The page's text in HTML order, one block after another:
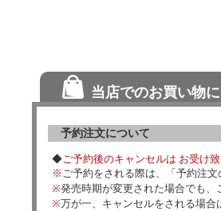
当店でのお買い物
予約注文について
◆ご予約後のキャンセルは お受け致
※ ご予約をされる際は、「予約注文
※発売時期が変更された場合でも、
※万が一、キャンセルをされる場